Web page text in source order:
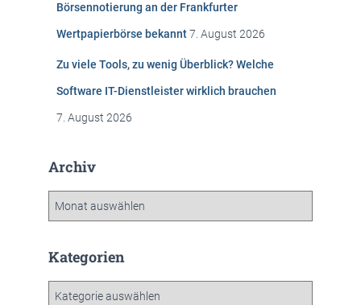
Börsennotierung an der Frankfurter
Wertpapierbörse bekannt7. August 2026
Zu viele Tools, zu wenig Überblick? Welche
Software IT-Dienstleister wirklich brauchen
7. August 2026
Archiv
h
Kategorien